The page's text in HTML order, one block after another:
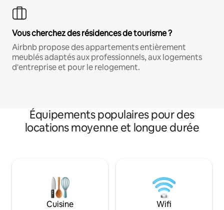
Vous cherchez des résidences de tourisme ?
Airbnb propose des appartements entièrement
meublés adaptés aux professionnels, aux logements
d'entreprise et pour le relogement.
Équipements populaires pour des
locations moyenne et longue durée
Cuisine Wifi